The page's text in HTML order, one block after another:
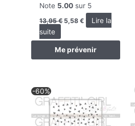
Note 5.00 sur 5
13,95€ 5,58€
Lire la
suite
Me prévenir
-60%
prix
initial
était :
4,95 €.
prix
actuel
est :
1,98 €.